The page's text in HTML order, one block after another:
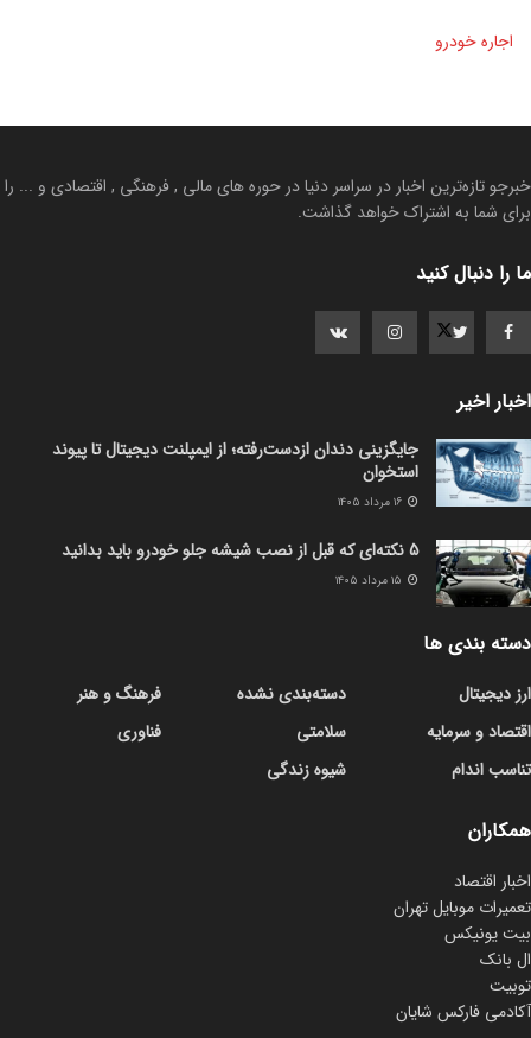
اجاره خودرو
خبرجو تازه‌ترین اخبار در سراسر دنیا در حوره های مالی , فرهنگی , اقتصادی و ... را
برای شما به اشتراک خواهد گذاشت.
ما را دنبال کنید
اخبار اخیر
جایگزینی دندان ازدست‌رفته؛ از ایمپلنت دیجیتال تا پیوند
استخوان
5 نکته‌ای که قبل از نصب شیشه جلو خودرو باید بدانید
دسته بندی ها
ارز دیجیتال
اقتصاد و سرمایه
تناسب اندام
دسته‌بندی نشده
سلامتی
شیوه زندگی
فرهنگ و هنر
فناوری
همکاران
اخبار اقتصاد
تعمیرات موبایل تهران
بیت یونیکس
ال بانک
توبیت
آکادمی فارکس شایان